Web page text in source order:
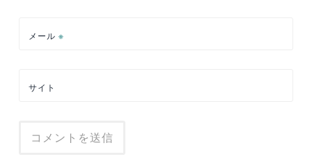
メール ※
サイト